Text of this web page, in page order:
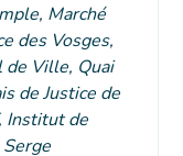
Marché
des Vosges,
de Ville, Quai
de Justice de
Institut de